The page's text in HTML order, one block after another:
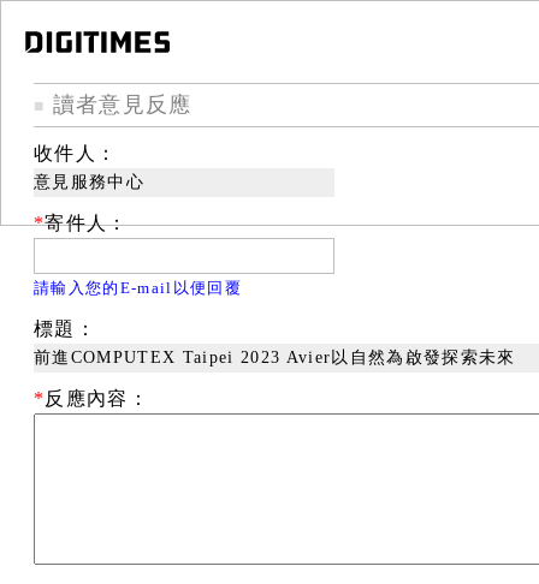
■ 讀者意見反應
收件人：
意見服務中心
*寄件人：
請輸入您的E-mail以便回覆
標題：
前進COMPUTEX Taipei 2023 Avier以自然為啟發探索未來
* 反應內容：